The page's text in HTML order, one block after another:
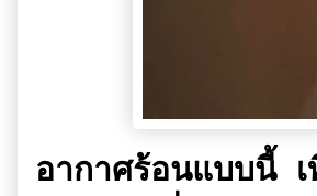
อากาศร้อนแบบนี้